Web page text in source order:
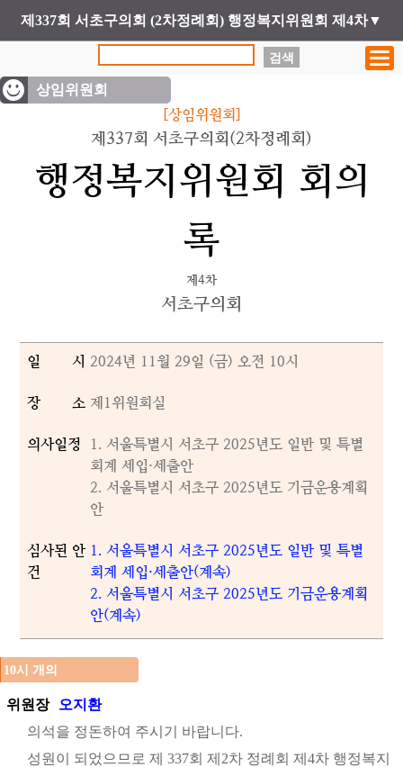
제337회 서초구의회 (2차정례회) 행정복지위원회 제4차▼
검색
상임위원회
[상임위원회]
제337회 서초구의회(2차정례회)
행정복지위원회 회의
록
제4차
서초구의회
일 시 2024년 11월 29일 (금) 오전 10시
장 소 제1위원회실
의사일정
1. 서울특별시 서초구 2025년도 일반 및 특별
회계 세입·세출안
2. 서울특별시 서초구 2025년도 기금운용계획
안
심사된 안
건
1. 서울특별시 서초구 2025년도 일반 및 특별
회계 세입·세출안(계속)
2. 서울특별시 서초구 2025년도 기금운용계획
안(계속)
10시 개의
위원장
오지환
의석을 정돈하여 주시기 바랍니다.
성원이 되었으므로 제 337회 제2차 정례회 제4차 행정복지